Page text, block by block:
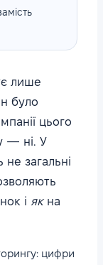
лише
було
цього
— ні. У
не загальні
і якна
цифри